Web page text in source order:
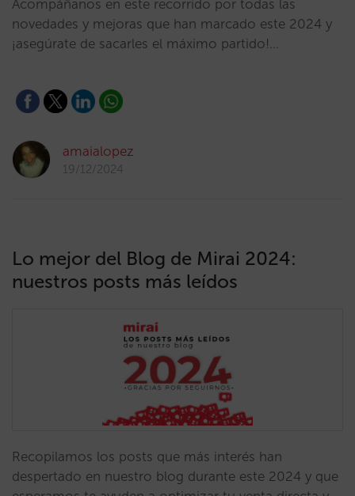
Acompáñanos en este recorrido por todas las
novedades y mejoras que han marcado este 2024 y
¡asegúrate de sacarles el máximo partido!…
amaialopez
19/12/2024
Lo mejor del Blog de Mirai 2024:
nuestros posts más leídos
Recopilamos los posts que más interés han
despertado en nuestro blog durante este 2024 y que